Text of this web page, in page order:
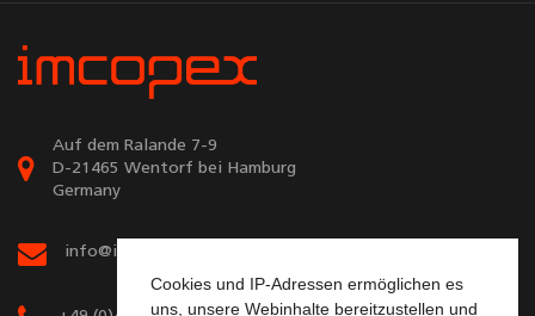
Cookies und IP-Adressen ermöglichen es
uns, unsere Webinhalte bereitzustellen und
Auf dem Ralande 7-9
D-21465 Wentorf bei Hamburg
Germany
info@imcopex.com